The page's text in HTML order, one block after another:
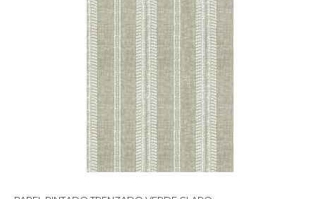
Papel pintado con un dibujo único que simula un bordado
hacho manualmente.